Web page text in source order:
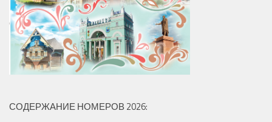
СОДЕРЖАНИЕ НОМЕРОВ 2026: